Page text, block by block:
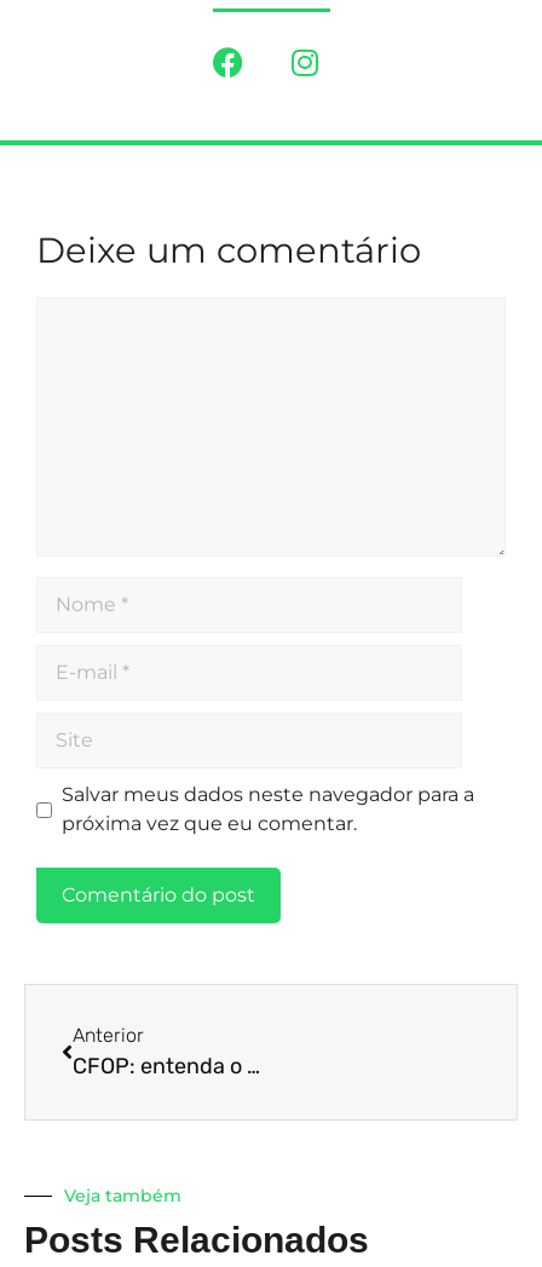
Deixe um comentário
Salvar meus dados neste navegador para a
próxima vez que eu comentar.
Anterior
CFOP: entenda o que é e aquilo que mudará em 2022
Veja também
Posts Relacionados